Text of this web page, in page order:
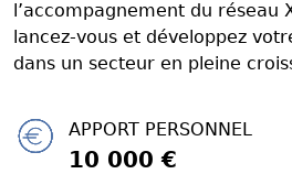
l’accompagnement du réseau
lancez-vous et développez
dans un secteur en pleine
APPORT PERSONNEL
10 000 €